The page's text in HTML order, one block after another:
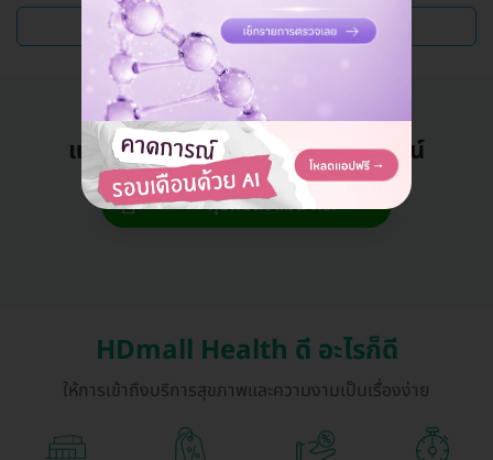
ดูแพ็กเกจเพิ่ม
แอดมินพร้อมดูแลคุณทุกวันทางไลน์
คุยกับแอดมิน ฟรี!
HDmall Health ดี อะไรก็ดี
ให้การเข้าถึงบริการสุขภาพและความงามเป็นเรื่องง่าย